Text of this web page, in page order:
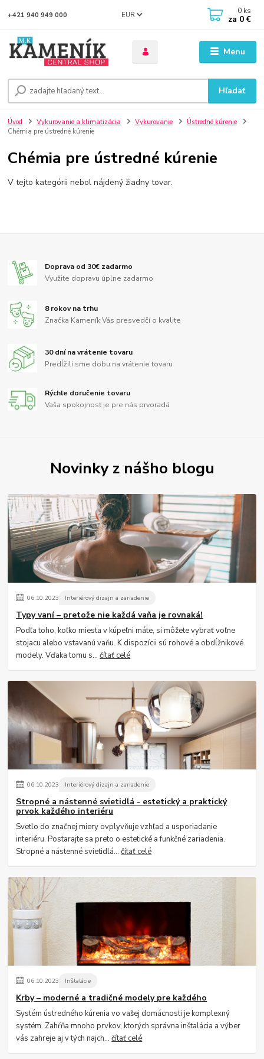
Menu
EUR
Hľadať
+421 940 949 000 0 ks
za 0 €
Úvod Vykurovanie a klimatizácia Vykurovanie
Ústredné kúrenie
Chémia pre ústredné kúrenie
Chémia pre ústredné kúrenie
V tejto kategórii nebol nájdený žiadny tovar.
Doprava od 30€ zadarmo
Využite dopravu úplne zadarmo
8 rokov na trhu
Značka Kameník Vás presvedčí o kvalite
30 dní na vrátenie tovaru
Predĺžili sme dobu na vrátenie tovaru
Rýchle doručenie tovaru
Vaša spokojnosť je pre nás prvoradá
Novinky z nášho blogu
06.10.2023 Interiérový dizajn a zariadenie
Typy vaní – pretože nie každá vaňa je rovnaká!
Podľa toho, koľko miesta v kúpeľni máte, si môžete vybrať voľne
stojacu alebo vstavanú vaňu. K dispozícii sú rohové a obdĺžnikové
modely. Vďaka tomu s...čítať celé
06.10.2023 Interiérový dizajn a zariadenie
Stropné a nástenné svietidlá - estetický a praktický
prvok každého interiéru
Svetlo do značnej miery ovplyvňuje vzhľad a usporiadanie
interiéru. Postarajte sa preto o estetické a funkčné zariadenia.
Stropné a nástenné svietidlá...čítať celé
06.10.2023 Inštalácie
Krby – moderné a tradičné modely pre každého
Systém ústredného kúrenia vo vašej domácnosti je komplexný
systém. Zahŕňa mnoho prvkov, ktorých správna inštalácia a výber
vás zahreje aj v tých najch...čítať celé